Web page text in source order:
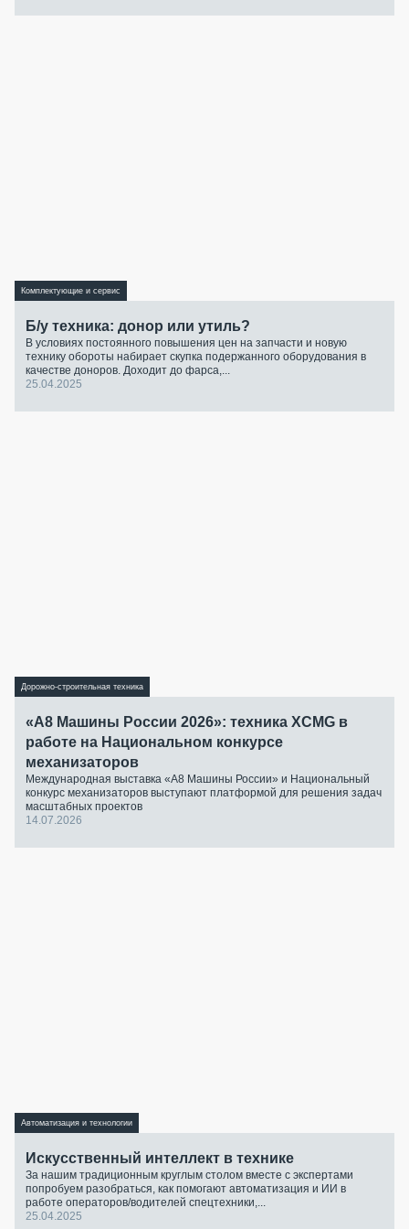
Комплектующие и сервис
Б/у техника: донор или утиль?
В условиях постоянного повышения цен на запчасти и новую
технику обороты набирает скупка подержанного оборудования в
качестве доноров. Доходит до фарса,...
25.04.2025
Дорожно-строительная техника
«А8 Машины России 2026»: техника XCMG в
работе на Национальном конкурсе
механизаторов
Международная выставка «А8 Машины России» и Национальный
конкурс механизаторов выступают платформой для решения задач
масштабных проектов
14.07.2026
Автоматизация и технологии
Искусственный интеллект в технике
За нашим традиционным круглым столом вместе с экспертами
попробуем разобраться, как помогают автоматизация и ИИ в
работе операторов/водителей спецтехники,...
25.04.2025